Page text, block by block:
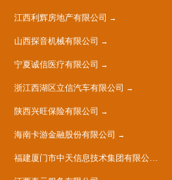
江西利辉房地产有限公司
山西探音机械有限公司
宁夏诚信医疗有限公司
浙江西湖区立信汽车有限公司
陕西兴旺保险有限公司
海南卡游金融股份有限公司
福建厦门市中天信息技术集团有限公司